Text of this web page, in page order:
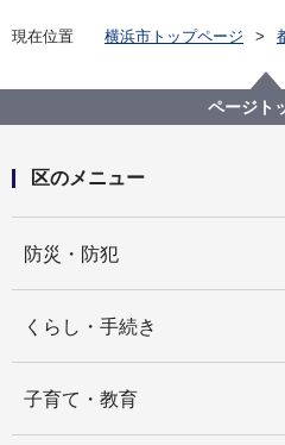
現在位置 横浜市トップページ
こんにちは、区長です！
第15回都筑区認知症フォ
ページト
区のメニュー
防災・防犯
くらし・手続き
子育て・教育